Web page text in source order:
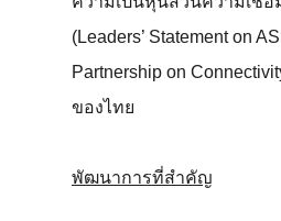
(Leaders’ Statement on
Partnership on
ของไทย
พัฒนาการที่สำคัญ